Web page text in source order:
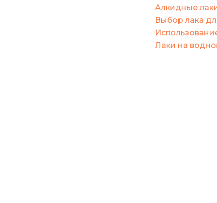
Алкидные
Выбор лака
Лаки на